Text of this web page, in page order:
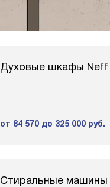
Духовые шкафы Neff
от 84 570 до 325 000 руб.
Стиральные машины